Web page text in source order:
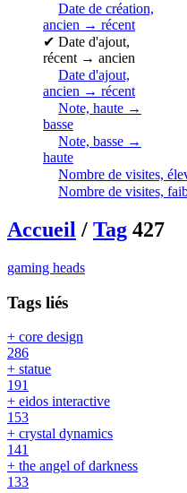
Date de création,
ancien → récent
✔ Date d'ajout,
récent → ancien
Date d'ajout,
ancien → récent
Note, haute →
basse
Note, basse →
haute
Nombre de visites,
Nombre de visites,
Accueil / Tag 427
gaming heads
Tags liés
+ core design
286
+ statue
191
+ eidos interactive
153
+ crystal dynamics
141
+ the angel of darkness
133